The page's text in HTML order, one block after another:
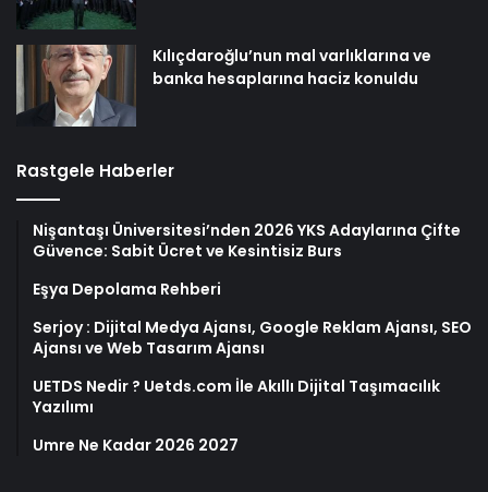
Kılıçdaroğlu’nun mal varlıklarına ve
banka hesaplarına haciz konuldu
Rastgele Haberler
Nişantaşı Üniversitesi’nden 2026 YKS Adaylarına Çifte
Güvence: Sabit Ücret ve Kesintisiz Burs
Eşya Depolama Rehberi
Serjoy : Dijital Medya Ajansı, Google Reklam Ajansı, SEO
Ajansı ve Web Tasarım Ajansı
UETDS Nedir ? Uetds.com İle Akıllı Dijital Taşımacılık
Yazılımı
Umre Ne Kadar 2026 2027